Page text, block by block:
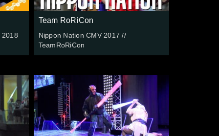
2018
Team RoRiCon
Nippon Nation CMV 2017 //
TeamRoRiCon